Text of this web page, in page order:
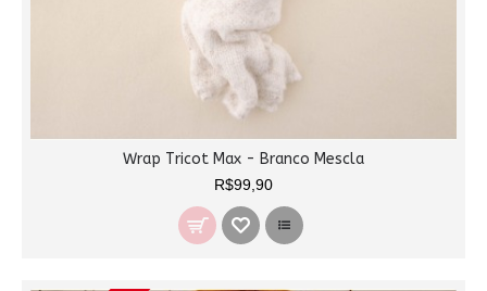
Wrap Tricot Max - Branco Mescla
R$99,90